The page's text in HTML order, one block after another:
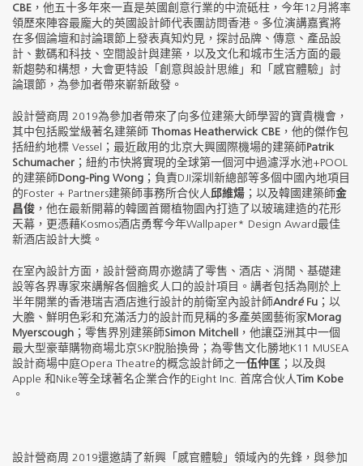
CBE ，他五十多年來一直是英國創意行業的中流砥柱，今年12月將率
領歷來陣容最龐大的英國設計師代表團訪問香港。多位演講嘉賓將
在多個論壇和討論環節上發表真知灼見，探討品牌、傳意、產品設
計、數碼和科技、空間設計與建築，以及文化和城市生活方面的最
新趨勢和構想，大會更特設「創意與設計思維」和「感官體驗」討
論環節，為參加者帶來嶄新啟發。
設計營商周 2019為參加者帶來了向多位建築大師學習的寶貴機會，
其中包括殿堂級著名建築師 Thomas Heatherwick CBE ，他的傑作包
括紐約地標 Vessel；最近啟用的北京大興國際機場的建築師Patrik
Schumacher ；紐約市快將實現的全球第一個河中過濾浮水池+POOL
的建築師Dong-Ping Wong ；負責DJI深圳新總部等多個中國內地項目
的Foster + Partners建築師事務所合伙人邱維煬 ；以及韓國建築師金
昌俊 ，他在最新開幕的韓國首爾植物園內打造了以玻璃建造的花形
天幕，更憑藉Kosmos酒店勇奪今年Wallpaper* Design Award最佳
新酒店設計大獎。
在室內設計方面，設計營商周亦邀請了零售、酒店、消閒、基礎建
設等各界專家來講解各個膾炙人口的設計項目。講者包括為剛於上
半年開業的香港瑞吉酒店進行設計的前衛室內設計師AndréFu ；以
大膽、鮮明色彩和充滿活力的設計而見稱的多產英國藝術家Morag
Myerscough ；零售界別建築師Simon Mitchell
，他讓亞洲其中一個
最大型豪華購物商場北京SKP脫胎換骨；為零售文化勝地K11 MUSEA
設計商場中庭Opera Theatre的概念設計師之一伍仲匡 ；以及與
Apple 和Nike等全球著名企業合作的Eight Inc. 首席合伙人Tim Kobe
。
設計營商周 2019還邀請了新興「感官體驗」領域內的先鋒，與參加